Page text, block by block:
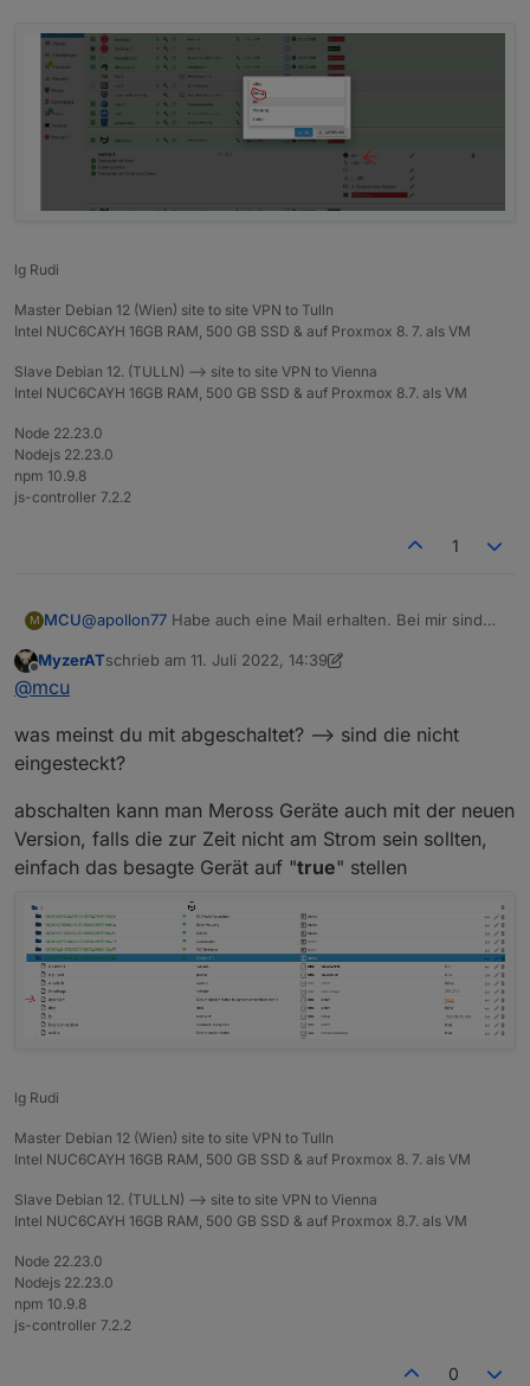
meross.0
2022-07-11 15:29:30.190	info	Can not get
meross.0
2022-07-11 15:28:53.602	warn	Can not get
lg Rudi
Master Debian 12 (Wien) site to site VPN to Tulln
Intel NUC6CAYH 16GB RAM, 500 GB SSD & auf Proxmox 8. 7. als VM
Slave Debian 12. (TULLN) --> site to site VPN to Vienna
Intel NUC6CAYH 16GB RAM, 500 GB SSD & auf Proxmox 8.7. als VM
Node 22.23.0
Nodejs 22.23.0
npm 10.9.8
js-controller 7.2.2
1
M MCU@apollon77 Habe auch eine Mail erhalten. Bei mir sind
die Meldungen, aber im Abstand von ca 90 Sekunden?:
meross.0
meross.0
2022-07-11 15:29:30.198	info	Can not get
meross.0
2022-07-11 15:29:30.190	warn	Can not get
meross.0
meross.0
2022-07-11 15:28:53.602	warn	Can not get
MyzerATschrieb am 11. Juli 2022, 14:39
zuletzt editiert von MyzerAT7. Nov. 2022, 16:40
@mcu
was meinst du mit abgeschaltet? --> sind die nicht
eingesteckt?
abschalten kann man Meross Geräte auch mit der neuen
Version, falls die zur Zeit nicht am Strom sein sollten,
einfach das besagte Gerät auf "true" stellen
lg Rudi
Master Debian 12 (Wien) site to site VPN to Tulln
Intel NUC6CAYH 16GB RAM, 500 GB SSD & auf Proxmox 8. 7. als VM
Slave Debian 12. (TULLN) --> site to site VPN to Vienna
Intel NUC6CAYH 16GB RAM, 500 GB SSD & auf Proxmox 8.7. als VM
Node 22.23.0
Nodejs 22.23.0
npm 10.9.8
js-controller 7.2.2
0